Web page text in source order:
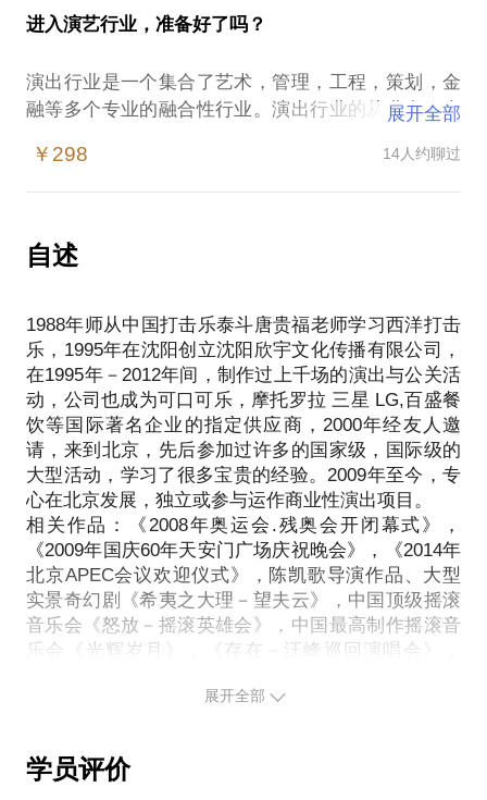
进入演艺行业，准备好了吗？
演出行业是一个集合了艺术，管理，工程，策划，金
融等多个专业的融合性行业。演出行业的从业者，大
术专业的人，改变自己所学的专业，而又不放弃自己
是存粹的艺术家，比较理想的是感性与理性兼具的人
来从事这个行业。
不足，而又坚持自己的艺术家梦想，或者被行业中的
一些奸商通过合同条款，或者道德绑架来欺骗，这些
错误往往是致命的。
我遇到过很多在各地演出行业都做的不错的朋友，进
入到演出行业食物链顶端的时候，不能很快的适应思
想的转变，这就像一个传统行业的经营者，在接触到
互联网思维时候的样子。在演出行业的最顶端，大部
分的思想都是布局，市场份额，利益分配，资本运
作。而不是像基础演出行业的一个演出，一个项目的
运作。
演出行业更像一个江湖，初入江湖者，如果自身不够
强大，将会很快的被消灭，也许通过与我的交流，会
让你死的慢一点，或者死的不是那么难看，或者能过
展开全部
￥298 14人约聊过
自述
1988年师从中国打击乐泰斗唐贵福老师学习西洋打击
乐，1995年在沈阳创立沈阳欣宇文化传播有限公司，
在1995年－2012年间，制作过上千场的演出与公关活
动，公司也成为可口可乐，摩托罗拉 三星 LG,百盛餐
饮等国际著名企业的指定供应商，2000年经友人邀
请，来到北京，先后参加过许多的国家级，国际级的
大型活动，学习了很多宝贵的经验。2009年至今，专
心在北京发展，独立或参与运作商业性演出项目。
相关作品：《2008年奥运会.残奥会开闭幕式》，
《2009年国庆60年天安门广场庆祝晚会》，《2014年
北京APEC会议欢迎仪式》，陈凯歌导演作品、大型
实景奇幻剧《希夷之大理－望夫云》，中国顶级摇滚
音乐会《怒放－摇滚英雄会》，中国最高制作摇滚音
乐会《光辉岁月》，《存在－汪峰巡回演唱会》，
谁》演唱会，谭维维《3》演唱会，美国百老汇歌舞剧
展开全部
学员评价